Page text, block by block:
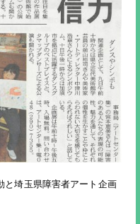
と埼玉県障害者アート企画